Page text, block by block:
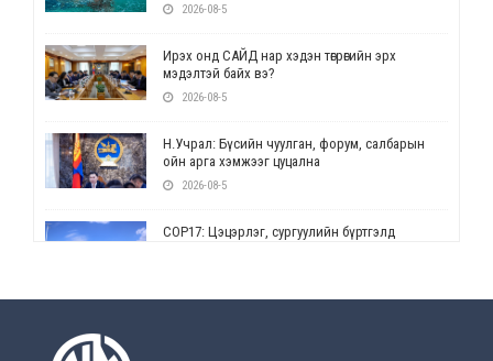
2026-08-5
Ирэх онд САЙД нар хэдэн төгрөгийн эрх
мэдэлтэй байх вэ?
2026-08-5
Н.Учрал: Бүсийн чуулган, форум, салбарын
ойн арга хэмжээг цуцална
2026-08-5
СОР17: Цэцэрлэг, сургуулийн бүртгэлд